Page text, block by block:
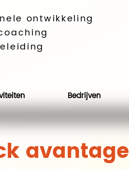
ontwikkeling
Bedrijven
avantage